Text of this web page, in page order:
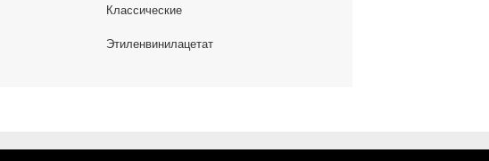
Классические
Этиленвинилацетат